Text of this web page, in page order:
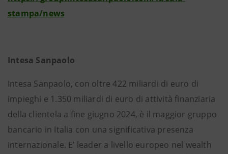
stampa/news
Intesa Sanpaolo
Intesa Sanpaolo, con oltre 422 miliardi di euro di
impieghi e 1.350 miliardi di euro di attività finanziaria
della clientela a fine giugno 2024, è il maggior gruppo
bancario in Italia con una significativa presenza
internazionale. E’ leader a livello europeo nel wealth